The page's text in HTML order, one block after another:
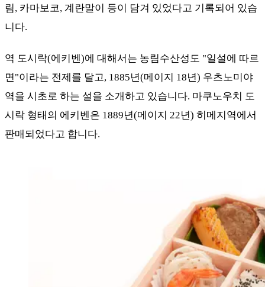
림, 카마보코, 계란말이 등이 담겨 있었다고 기록되어 있습
니다.
역 도시락(에키벤)에 대해서는 농림수산성도 "일설에 따르
면"이라는 전제를 달고, 1885년(메이지 18년) 우츠노미야
역을 시초로 하는 설을 소개하고 있습니다. 마쿠노우치 도
시락 형태의 에키벤은 1889년(메이지 22년) 히메지역에서
판매되었다고 합니다.